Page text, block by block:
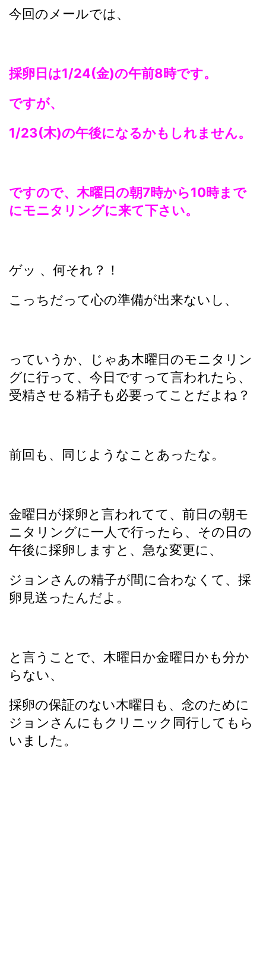
今回のメールでは、
採卵日は1/24(金)の午前8時です。
ですが、
1/23(木)の午後になるかもしれません。
ですので、木曜日の朝7時から10時まで
にモニタリングに来て下さい。
ゲッ 、何それ？！
こっちだって心の準備が出来ないし、
っていうか、じゃあ木曜日のモニタリン
グに行って、今日ですって言われたら、
受精させる精子も必要ってことだよね？
前回も、同じようなことあったな。
金曜日が採卵と言われてて、前日の朝モ
ニタリングに一人で行ったら、その日の
午後に採卵しますと、急な変更に、
ジョンさんの精子が間に合わなくて、採
卵見送ったんだよ。
と言うことで、木曜日か金曜日かも分か
らない、
採卵の保証のない木曜日も、念のために
ジョンさんにもクリニック同行してもら
いました。